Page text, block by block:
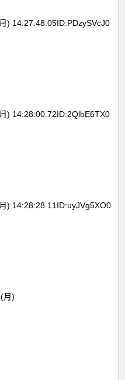
) 14:27:48.05ID:PDzySVcJ0
) 14:28:00.72ID:2QlbE6TX0
) 14:28:28.11ID:uyJVg5XO0
月)